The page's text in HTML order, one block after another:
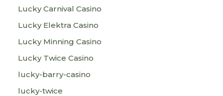
Lucky Carnival Casino
Lucky Elektra Casino
Lucky Minning Casino
Lucky Twice Casino
lucky-barry-casino
lucky-twice